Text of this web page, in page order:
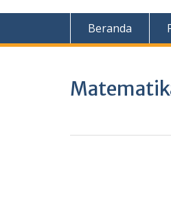
n
Beranda